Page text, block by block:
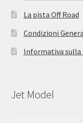
La pista Off Road
Condizioni
Informativa sulla
Jet Model